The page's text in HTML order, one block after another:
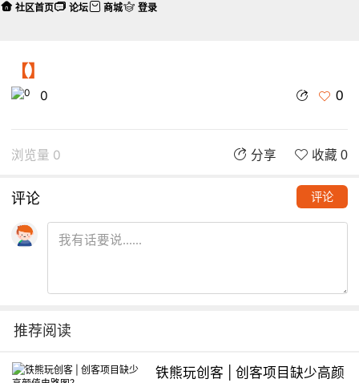
【】
0 0
浏览量 0 分享 收藏 0
评论 评论
推荐阅读
铁熊玩创客 | 创客项目缺少高颜
社区首页 论坛 商城 登录